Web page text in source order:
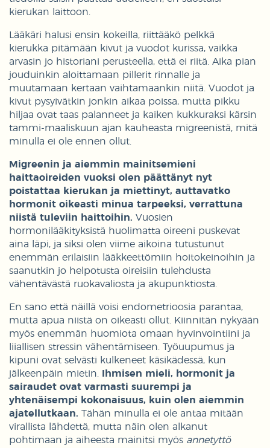
kierukan laittoon.
Lääkäri halusi ensin kokeilla, riittääkö pelkkä
kierukka pitämään kivut ja vuodot kurissa, vaikka
arvasin jo historiani perusteella, että ei riitä. Aika pian
jouduinkin aloittamaan pillerit rinnalle ja
muutamaan kertaan vaihtamaankin niitä. Vuodot ja
kivut pysyivätkin jonkin aikaa poissa, mutta pikku
hiljaa ovat taas palanneet ja kaiken kukkuraksi kärsin
tammi-maaliskuun ajan kauheasta migreenistä, mitä
minulla ei ole ennen ollut.
Migreenin ja aiemmin mainitsemieni
haittaoireiden vuoksi olen päättänyt nyt
poistattaa kierukan ja miettinyt, auttavatko
hormonit oikeasti minua tarpeeksi, verrattuna
niistä tuleviin haittoihin. Vuosien
hormonilääkityksistä huolimatta oireeni puskevat
aina läpi, ja siksi olen viime aikoina tutustunut
enemmän erilaisiin lääkkeettömiin hoitokeinoihin ja
saanutkin jo helpotusta oireisiin tulehdusta
vähentävästä ruokavaliosta ja akupunktiosta.
En sano että näillä voisi endometrioosia parantaa,
mutta apua niistä on oikeasti ollut. Kiinnitän nykyään
myös enemmän huomiota omaan hyvinvointiini ja
liiallisen stressin vähentämiseen. Työuupumus ja
kipuni ovat selvästi kulkeneet käsikädessä, kun
jälkeenpäin mietin.
Ihmisen mieli, hormonit ja
sairaudet ovat varmasti suurempi ja
yhtenäisempi kokonaisuus, kuin olen aiemmin
ajatellutkaan. Tähän minulla ei ole antaa mitään
virallista lähdettä, mutta näin olen alkanut
pohtimaan ja aiheesta mainitsi myös annetyttö